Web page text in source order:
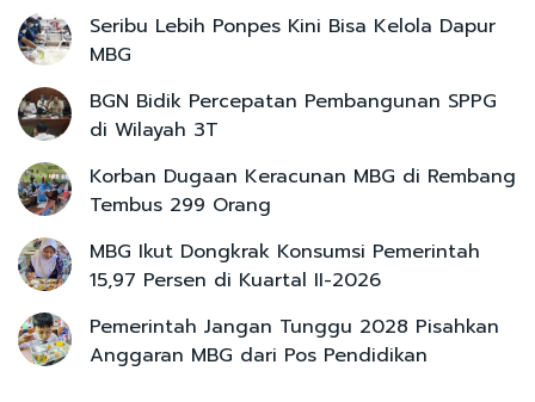
Seribu Lebih Ponpes Kini Bisa Kelola Dapur
MBG
BGN Bidik Percepatan Pembangunan SPPG
di Wilayah 3T
Korban Dugaan Keracunan MBG di Rembang
Tembus 299 Orang
MBG Ikut Dongkrak Konsumsi Pemerintah
15,97 Persen di Kuartal II-2026
Pemerintah Jangan Tunggu 2028 Pisahkan
Anggaran MBG dari Pos Pendidikan